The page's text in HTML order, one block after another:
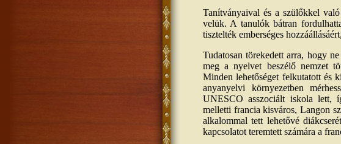
Tanítványaival és a szülőkkel
velük. A tanulók bátran
tisztelték emberséges
Tudatosan törekedett arra, hogy
meg a nyelvet beszélő nemzet
Minden lehetőséget felkutatott és
anyanyelvi környezetben
UNESCO asszociált iskola lett,
melletti francia kisváros, Langon
alkalommal tett lehetővé
kapcsolatot teremtett számára a